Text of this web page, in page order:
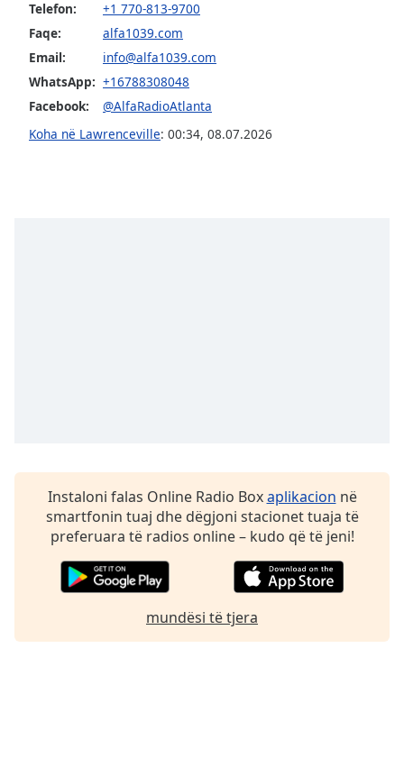
Caption
Background
Color
Reset
Telefon:
+1 770-813-9700
Faqe:
alfa1039.com
Email:
info@alfa1039.com
WhatsApp: +16788308048
Facebook:
@AlfaRadioAtlanta
Koha në Lawrenceville: 00:34, 08.07.2026
Instaloni falas Online Radio Boxaplikacion në
smartfonin tuaj dhe dëgjoni stacionet tuaja të
preferuara të radios online – kudo që të jeni!
mundësi të tjera